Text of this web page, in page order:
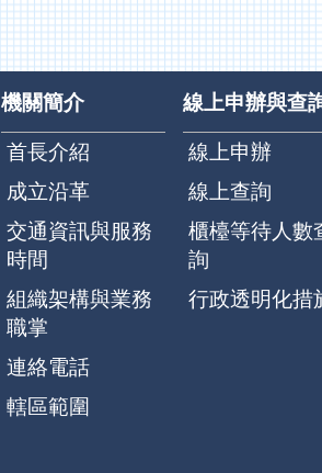
機關簡介
首長介紹
成立沿革
交通資訊與服務
時間
組織架構與業務
職掌
連絡電話
轄區範圍
線上申辦與查
線上申辦
線上查詢
櫃檯等待人數
詢
行政透明化措